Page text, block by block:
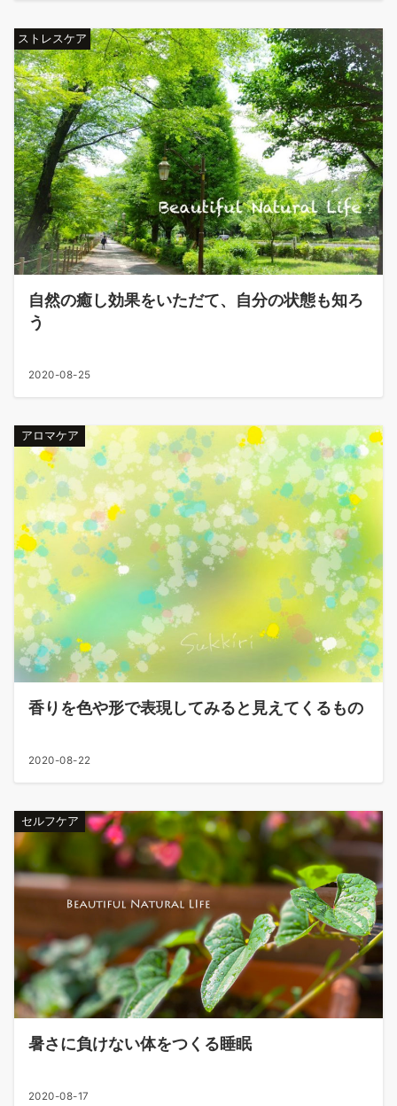
ストレスケア
自然の癒し効果をいただて、自分の状態も知ろ
う
2020-08-25
アロマケア
香りを色や形で表現してみると見えてくるもの
2020-08-22
セルフケア
暑さに負けない体をつくる睡眠
2020-08-17